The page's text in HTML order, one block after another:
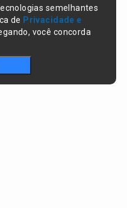
semelhantes
de Privacidade e
você concorda